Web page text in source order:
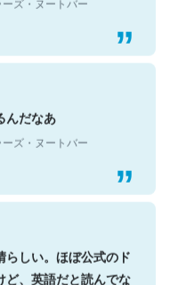
だなあ
らしい。ほぼ公式のド
、英語だと読んでな